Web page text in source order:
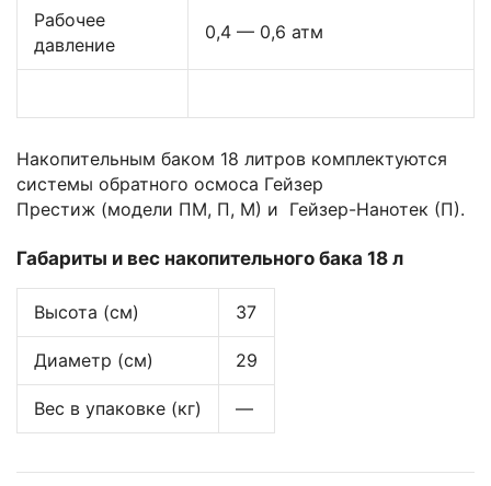
Рабочее
давление
0,4 — 0,6 атм
Накопительным баком 18 литров комплектуются
системы обратного осмоса Гейзер
Престиж (модели ПМ, П, М) и Гейзер-Нанотек (П).
Габариты и вес накопительного бака 18 л
Высота (см) 37
Диаметр (см) 29
Вес в упаковке (кг) —